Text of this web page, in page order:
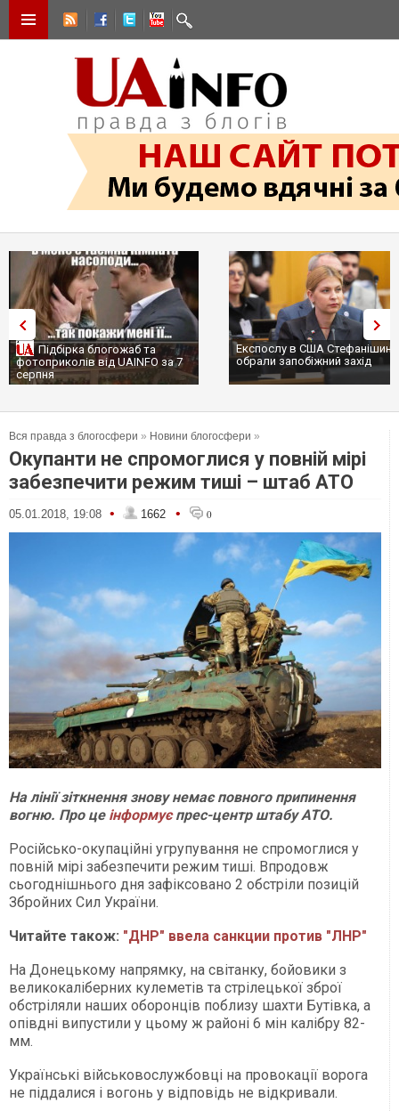
Підбірка блогожаб та
фотоприколів від UAINFO за 7
серпня
Експослу в США
обрали запобіжний захід
Вся правда з блогосфери » Новини блогосфери »
Окупанти не спромоглися у повній мірі
забезпечити режим тиші – штаб АТО
05.01.2018, 19:08 • 1662 • 0
На лінії зіткнення знову немає повного припинення
вогню. Про це інформуєпрес-центр штабу АТО.
Російсько-окупаційні угрупування не спромоглися у
повній мірі забезпечити режим тиші. Впродовж
сьогоднішнього дня зафіксовано 2 обстріли позицій
Збройних Сил України.
Читайте також: "ДНР" ввела санкции против "ЛНР"
На Донецькому напрямку, на світанку, бойовики з
великокаліберних кулеметів та стрілецької зброї
обстріляли наших оборонців поблизу шахти Бутівка, а
опівдні випустили у цьому ж районі 6 мін калібру 82-
мм.
Українські військовослужбовці на провокації ворога
не піддалися і вогонь у відповідь не відкривали.